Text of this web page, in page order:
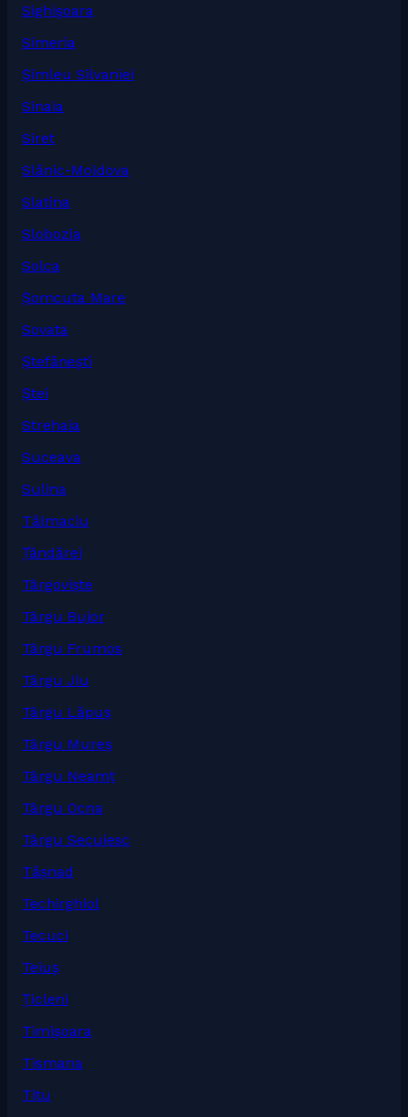
Sighișoara
Simeria
Șimleu Silvaniei
Sinaia
Siret
Slănic-Moldova
Slatina
Slobozia
Solca
Șomcuta Mare
Sovata
Ștefănești
Ștei
Strehaia
Suceava
Sulina
Tălmaciu
Țăndărei
Târgoviște
Târgu Bujor
Târgu Frumos
Târgu Jiu
Târgu Lăpuș
Târgu Mureș
Târgu Neamț
Târgu Ocna
Târgu Secuiesc
Tășnad
Techirghiol
Tecuci
Teiuș
Țicleni
Timișoara
Tismana
Titu